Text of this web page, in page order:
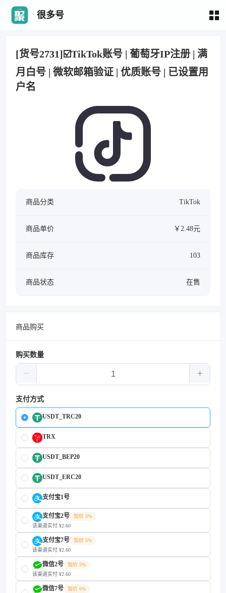
很多号
[货号2731]☑️TikTok账号 | 葡萄牙IP注册 | 满
月白号 | 微软邮箱验证 | 优质账号 | 已设置用
户名
商品分类 TikTok
商品单价 ￥2.48元
商品库存 103
商品状态 在售
商品购买
购买数量
支付方式
USDT_TRC20
TRX
USDT_BEP20
USDT_ERC20
支付宝1号
支付宝2号
加价 5%
该渠道实付 ¥2.60
支付宝7号
加价 5%
该渠道实付 ¥2.60
微信2号
加价 5%
该渠道实付 ¥2.60
微信7号
加价 6%